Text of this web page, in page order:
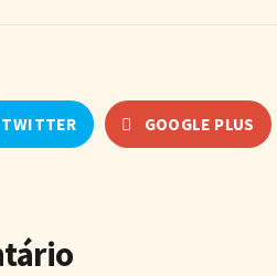
TWITTER GOOGLE PLUS